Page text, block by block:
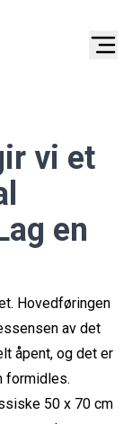
vi et
en
Hovedføringen
av det
åpent, og det er
formidles.
50 x 70 cm